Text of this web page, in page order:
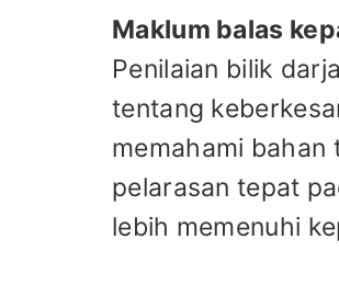
Maklum balas
Penilaian bilik
tentang
memahami
pelarasan tepat
lebih memenuhi